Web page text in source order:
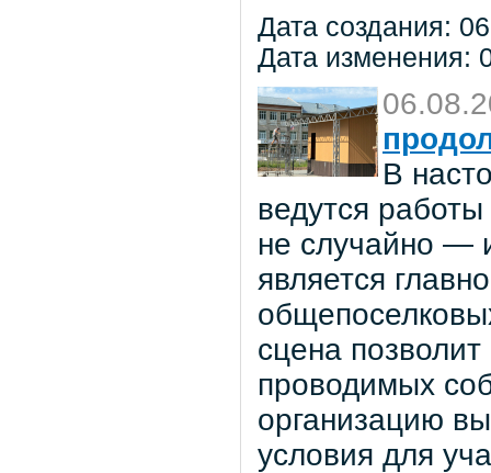
Дата создания:
Дата изменения:
В
ведутся
не случайно —
является
сцена
проводимых
организацию
условия для